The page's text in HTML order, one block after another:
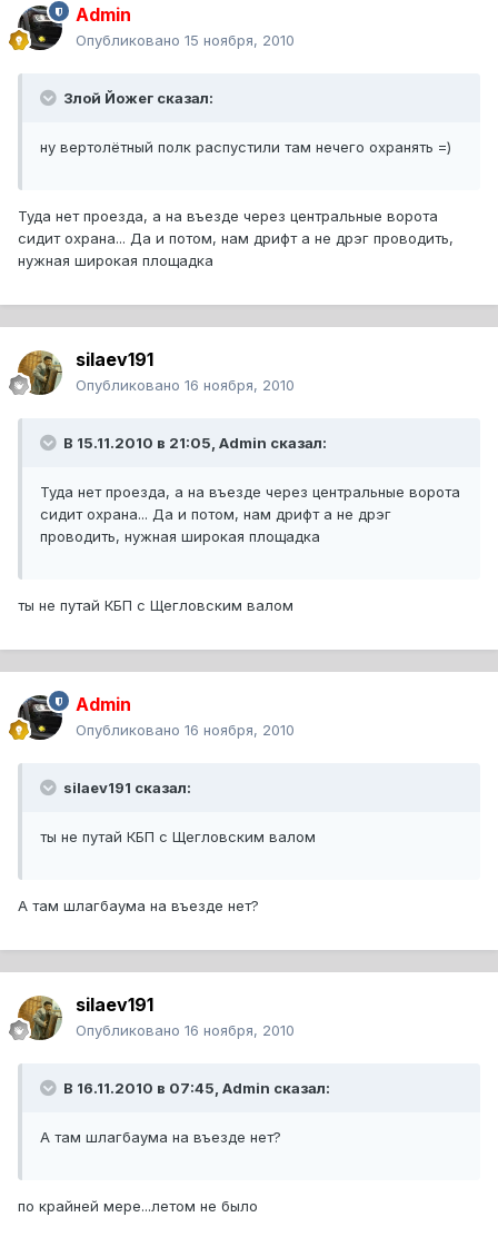
Admin
Опубликовано 15 ноября, 2010
Злой Йожег сказал:
ну вертолётный полк распустили там нечего охранять =)
Туда нет проезда, а на въезде через центральные ворота
сидит охрана... Да и потом, нам дрифт а не дрэг проводить,
нужная широкая площадка
silaev191
Опубликовано 16 ноября, 2010
В 15.11.2010 в 21:05, Admin сказал:
Туда нет проезда, а на въезде через центральные ворота
сидит охрана... Да и потом, нам дрифт а не дрэг
проводить, нужная широкая площадка
ты не путай КБП с Щегловским валом
Admin
Опубликовано 16 ноября, 2010
silaev191 сказал:
ты не путай КБП с Щегловским валом
А там шлагбаума на въезде нет?
silaev191
Опубликовано 16 ноября, 2010
В 16.11.2010 в 07:45, Admin сказал:
А там шлагбаума на въезде нет?
по крайней мере...летом не было